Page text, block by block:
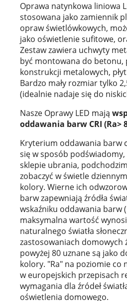
Oprawa natynkowa liniowa
stosowana jako zamiennik
opraw świetlówkowych,
jako oświetlenie sufitowe,
Zestaw zawiera uchwyty
być montowana do betonu,
konstrukcji metalowych,
Bardzo mały rozmiar tylko
(idealnie nadaje się do
Nasze Oprawy LED mają
oddawania barw CRI (Ra>
Kryterium oddawania barw
się w sposób
sklepie ubrania,
zobaczyć w świetle
kolory. Wierne ich
barw zapewniają źródła
wskaźniku oddawania barw
maksymalna wartość
naturalnego światła
zastosowaniach domowych
powyżej 80 uznane są jako
kolory. "Ra" na poziomie co
w europejskich przepisach
wymagania dla źródeł
oświetlenia domowego.